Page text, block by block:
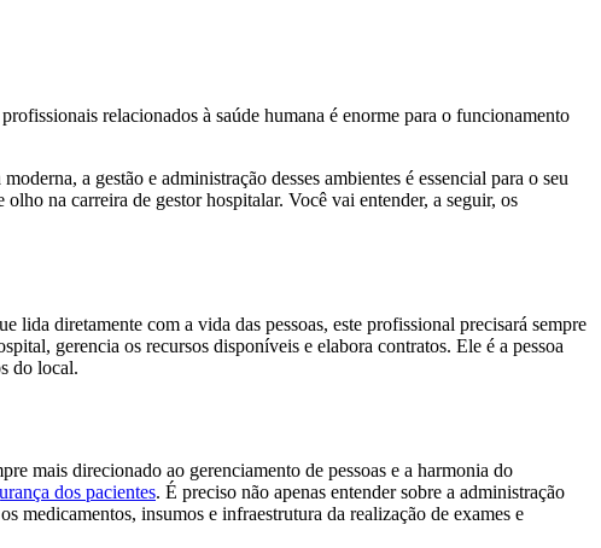
relacionados à saúde humana é enorme para o funcionamento
a gestão e administração desses ambientes é essencial para o seu
na carreira de gestor hospitalar. Você vai entender, a seguir, os
diretamente com a vida das pessoas, este profissional precisará sempre
gerencia os recursos disponíveis e elabora contratos. Ele é a pessoa
do local.
mais direcionado ao gerenciamento de pessoas e a harmonia do
dos pacientes. É preciso não apenas entender sobre a administração
medicamentos, insumos e infraestrutura da realização de exames e